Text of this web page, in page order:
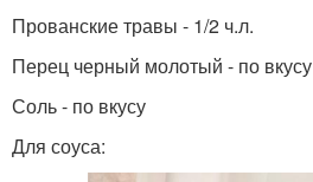
Прованские травы - 1/2 ч.л.
Перец черный молотый - по вкусу
Соль - по вкусу
Для соуса: